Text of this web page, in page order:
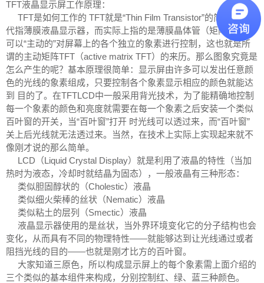
TFT液晶显示屏工作原理：
TFT是如何工作的 TFT就是“Thin Film Transistor”的简称，一般
代指薄膜液晶显示器，而实际上指的是薄膜晶体管（矩阵）——
可以“主动的”对屏幕上的各个独立的象素进行控制，这也就是所
谓的主动矩阵TFT（active matrix TFT）的来历。那么图象究竟是
怎么产生的呢？基本原理很简单：显示屏由许多可以发出任意颜
色的光线的象素组成，只要控制各个象素显示相应的颜色就能达
到 目的了。在TFTLCD中一般采用背光技术，为了能精确地控制
每一个象素的颜色和亮度就需要在每一个象素之后安装一个类似
百叶窗的开关，当“百叶窗”打开 时光线可以透过来，而“百叶窗”
关上后光线就无法透过来。当然，在技术上实际上实现起来就不
像刚才说的那么简单。
LCD（Liquid Crystal Display）就是利用了液晶的特性（当加
热时为液态，冷却时就结晶为固态），一般液晶有三种形态：
类似胆固醇状的（Cholestic）液晶
类似细火柴棒的丝状（Nematic）液晶
类似粘土的层列（Smectic）液晶
液晶显示器使用的是丝状，当外界环境变化它的分子结构也会
变化，从而具有不同的物理特性——就能够达到让光线通过或者
阻挡光线的目的——也就是刚才比方的百叶窗。
大家知道三原色，所以构成显示屏上的每个象素需上面介绍的
三个类似的基本组件来构成，分别控制红、绿、蓝三种颜色。